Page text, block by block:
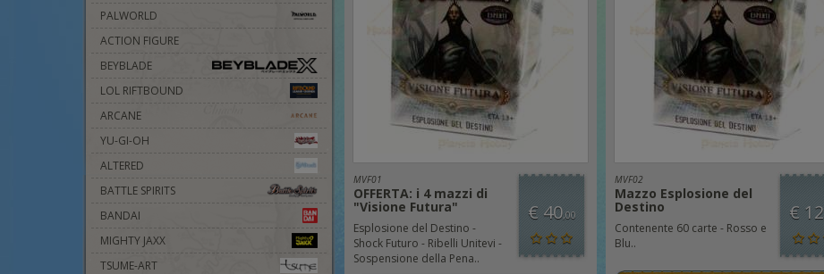
PALWORLD
ACTION FIGURE
BEYBLADE
LOL RIFTBOUND
ARCANE
YU-GI-OH
ALTERED
BATTLE SPIRITS
BANDAI
MIGHTY JAXX
TSUME-ART
MVF01
OFFERTA: i 4 mazzi di
"Visione Futura"
Esplosione del Destino -
Shock Futuro - Ribelli Unitevi -
Sospensione della Pena..
€ 40,00
MVF02
Mazzo Esplosione del
Destino
Contenente 60 carte - Rosso e
Blu..
€ 12